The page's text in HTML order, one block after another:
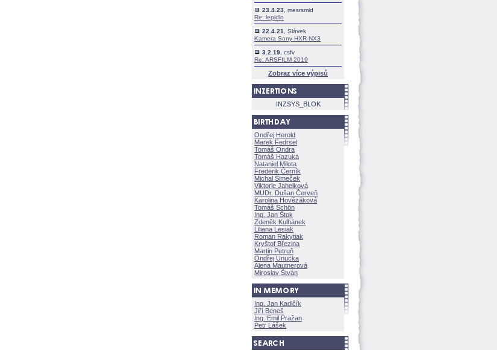
23.4.23 , mesrsmid
Re: lepidlo
22.4.21
, Slávek
Kamera Sony HXR-NX3
3.2.19 , csfv
Re: ARSFILM 2019
Zobraz více výpisů
INZSYS_BLOK
Ondřej Herold
Marek Fedrsel
Tomáš Ondra
Tomáš Hazuka
Nataniel Milota
Frederik Černík
Michal Šimeček
Viktorie Jahelkov
MUDr. Dušan Červeň
Karolina Hovězákov
Tomáš Schön
Ing. Jan Štok
Zdeněk Kulhánek
Liliana Lesiak
Roman Rakytiak
Kryštof Březina
Martin Petruň
Ondřej Unucka
Alena Mautnerov
Miroslav Štván
Ing. Jan Kadlčík
Jiří Bene
Ing. Emil Pražan
Petr Lášek